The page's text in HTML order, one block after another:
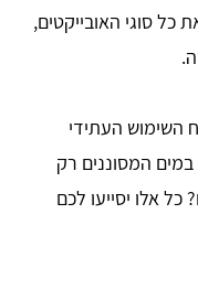
כל סוגי האובייקטים,
השימוש העתידי
המסוננים רק
אלו יסייעו לכם